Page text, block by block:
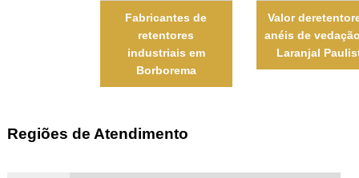
Fabricantes de
retentores
industriais em
Borborema
Valor
anéis de
Laranjal
Regiões de Atendimento